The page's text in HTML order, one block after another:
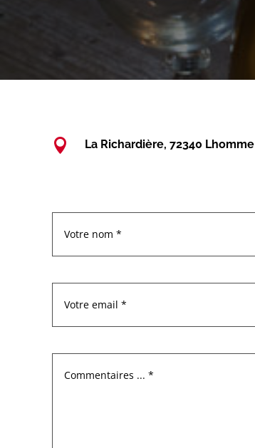
 La Richardière, 72340 Lhomme